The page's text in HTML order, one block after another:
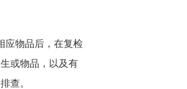
应物品后，在复检
或物品，以及有
查。